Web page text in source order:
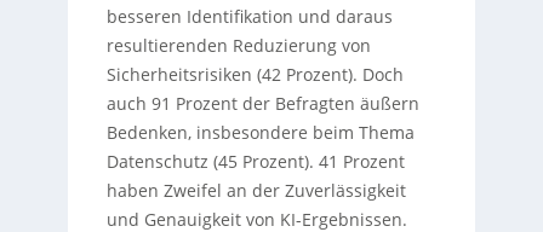
besseren Identifikation und daraus
resultierenden Reduzierung von
Sicherheitsrisiken (42 Prozent). Doch
auch 91 Prozent der Befragten äußern
Bedenken, insbesondere beim Thema
Datenschutz (45 Prozent). 41 Prozent
haben Zweifel an der Zuverlässigkeit
und Genauigkeit von KI-Ergebnissen.